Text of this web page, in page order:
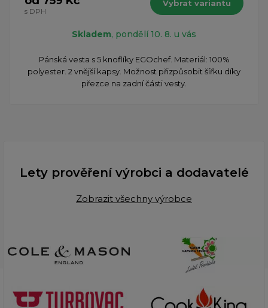
s DPH
Vybrat variantu
Skladem, pondělí 10. 8. u vás
Pánská vesta s 5 knoflíky EGOchef. Materiál: 100%
polyester. 2 vnější kapsy. Možnost přizpůsobit šířku díky
přezce na zadní části vesty.
Lety prověření výrobci a dodavatelé
Zobrazit všechny výrobce